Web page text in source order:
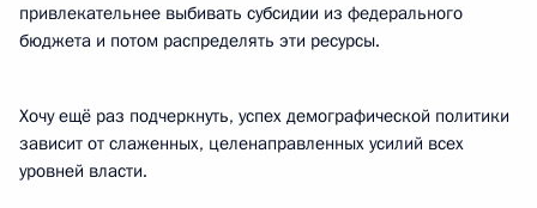
привлекательнее выбивать субсидии из федерального
бюджета и потом распределять эти ресурсы.
Хочу ещё раз подчеркнуть, успех демографической политики
зависит от слаженных, целенаправленных усилий всех
уровней власти.